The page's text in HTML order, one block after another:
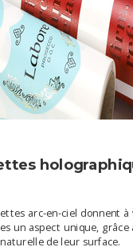
arc-en-ciel donnent à
un aspect unique, grâce
de leur surface.